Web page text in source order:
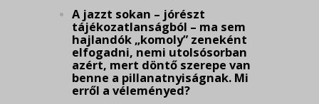
A jazzt sokan – jórészt
tájékozatlanságból – ma sem
hajlandók „komoly” zeneként
elfo­gadni, nemi utolsósorban
azért, mert döntő szerepe van
benne a pillanatnyiságnak. Mi
erről a véleményed?